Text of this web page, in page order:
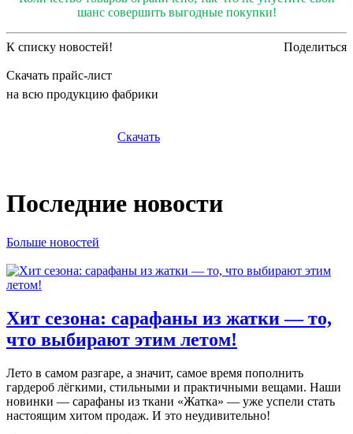
шанс совершить выгодные покупки!
К списку новостей! Поделиться
Скачать прайс-лист
на всю продукцию фабрики
Скачать
Последние новости
Больше новостей
Хит сезона: сарафаны из жатки — то,
что выбирают этим летом!
Лето в самом разгаре, а значит, самое время пополнить
гардероб лёгкими, стильными и практичными вещами. Наши
новинки — сарафаны из ткани «Жатка» — уже успели стать
настоящим хитом продаж. И это неудивительно!